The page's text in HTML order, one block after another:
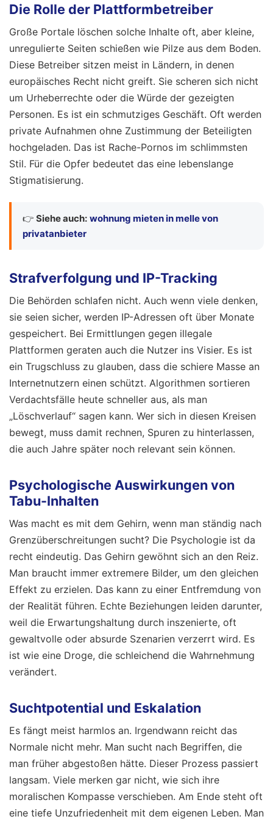
Die Rolle der Plattformbetreiber
Große Portale löschen solche Inhalte oft, aber kleine,
unregulierte Seiten schießen wie Pilze aus dem Boden.
Diese Betreiber sitzen meist in Ländern, in denen
europäisches Recht nicht greift. Sie scheren sich nicht
um Urheberrechte oder die Würde der gezeigten
Personen. Es ist ein schmutziges Geschäft. Oft werden
private Aufnahmen ohne Zustimmung der Beteiligten
hochgeladen. Das ist Rache-Pornos im schlimmsten
Stil. Für die Opfer bedeutet das eine lebenslange
Stigmatisierung.
👉 Siehe auch: wohnung mieten in melle von
privatanbieter
Strafverfolgung und IP-Tracking
Die Behörden schlafen nicht. Auch wenn viele denken,
sie seien sicher, werden IP-Adressen oft über Monate
gespeichert. Bei Ermittlungen gegen illegale
Plattformen geraten auch die Nutzer ins Visier. Es ist
ein Trugschluss zu glauben, dass die schiere Masse an
Internetnutzern einen schützt. Algorithmen sortieren
Verdachtsfälle heute schneller aus, als man
„Löschverlauf“ sagen kann. Wer sich in diesen Kreisen
bewegt, muss damit rechnen, Spuren zu hinterlassen,
die auch Jahre später noch relevant sein können.
Psychologische Auswirkungen von
Tabu-Inhalten
Was macht es mit dem Gehirn, wenn man ständig nach
Grenzüberschreitungen sucht? Die Psychologie ist da
recht eindeutig. Das Gehirn gewöhnt sich an den Reiz.
Man braucht immer extremere Bilder, um den gleichen
Effekt zu erzielen. Das kann zu einer Entfremdung von
der Realität führen. Echte Beziehungen leiden darunter,
weil die Erwartungshaltung durch inszenierte, oft
gewaltvolle oder absurde Szenarien verzerrt wird. Es
ist wie eine Droge, die schleichend die Wahrnehmung
verändert.
Suchtpotential und Eskalation
Es fängt meist harmlos an. Irgendwann reicht das
Normale nicht mehr. Man sucht nach Begriffen, die
man früher abgestoßen hätte. Dieser Prozess passiert
langsam. Viele merken gar nicht, wie sich ihre
moralischen Kompasse verschieben. Am Ende steht oft
eine tiefe Unzufriedenheit mit dem eigenen Leben. Man